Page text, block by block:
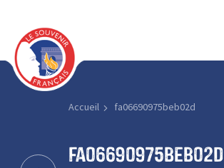
Accueil fa06690975beb02d
fa06690975beb02d